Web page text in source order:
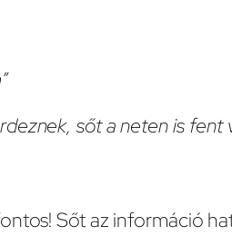
sőt a neten is fent
Sőt az információ